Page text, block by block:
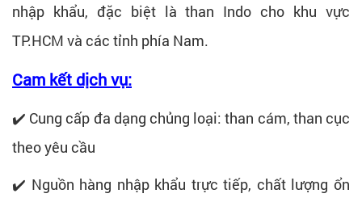
nhập khẩu, đặc biệt là than Indo cho khu vực
TP.HCM và các tỉnh phía Nam.
Cam kết dịch vụ:
✔️ Cung cấp đa dạng chủng loại: than cám, than cục
theo yêu cầu
✔️ Nguồn hàng nhập khẩu trực tiếp, chất lượng ổn